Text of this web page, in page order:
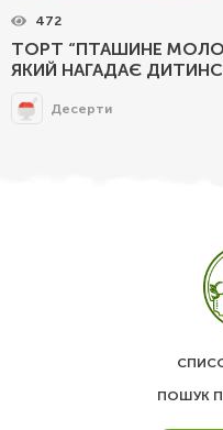
472
ТОРТ “ПТАШИНЕ
ЯКИЙ НАГАДАЄ
Десерти
ПОШУК